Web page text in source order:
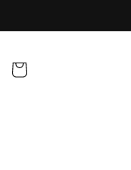
Košarica